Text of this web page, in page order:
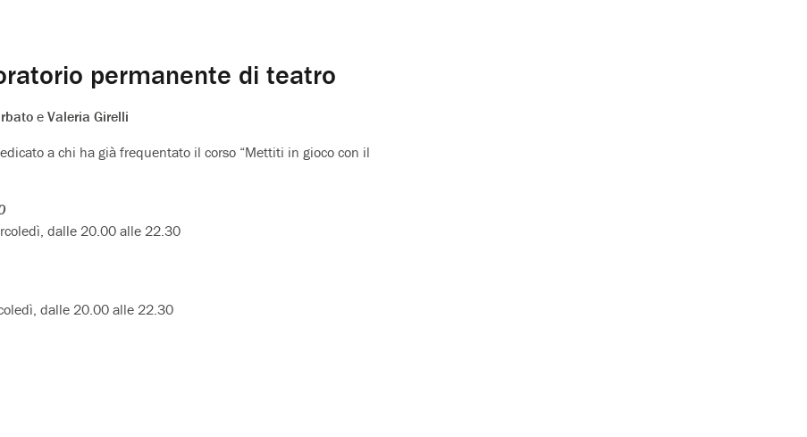
permanente di teatro
e Valeria Girelli
a chi ha già frequentato il corso “Mettiti in gioco con il
dalle 20.00 alle 22.30
dalle 20.00 alle 22.30